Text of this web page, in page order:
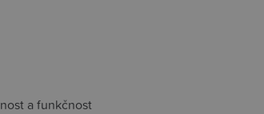
a funkčnost